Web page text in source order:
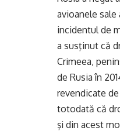
avioanele
incidentul de
a susţinut că
Crimeea,
de Rusia în
revendicate
totodată că
şi din acest